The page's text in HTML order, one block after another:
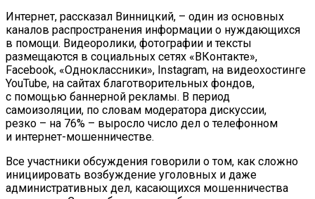
Интернет, рассказал Винницкий, – один из основных
каналов распространения информации о нуждающихся
в помощи. Видеоролики, фотографии и тексты
размещаются в социальных сетях «ВКонтакте»,
Facebook, «Одноклассники», Instagram, на видеохостинге
YouTube, на сайтах благотворительных фондов,
с помощью баннерной рекламы. В период
самоизоляции, по словам модератора дискуссии,
резко – на 76% – выросло число дел о телефонном
и интернет-мошенничестве.
Все участники обсуждения говорили о том, как сложно
инициировать возбуждение уголовных и даже
административных дел, касающихся мошенничества